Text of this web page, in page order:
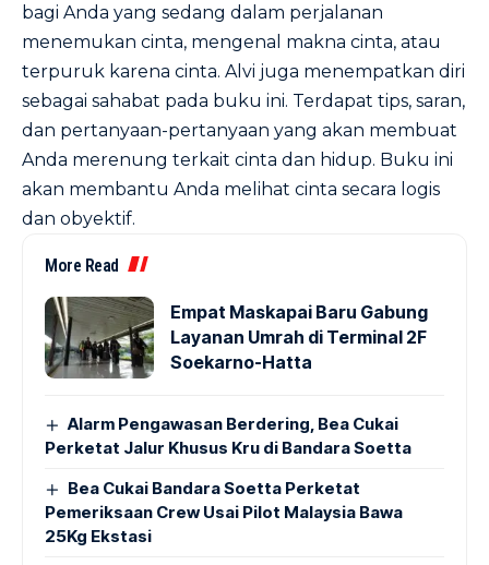
bagi Anda yang sedang dalam perjalanan
menemukan cinta, mengenal makna cinta, atau
terpuruk karena cinta. Alvi juga menempatkan diri
sebagai sahabat pada buku ini. Terdapat tips, saran,
dan pertanyaan-pertanyaan yang akan membuat
Anda merenung terkait cinta dan hidup. Buku ini
akan membantu Anda melihat cinta secara logis
dan obyektif.
More Read
Empat Maskapai Baru Gabung
Layanan Umrah di Terminal 2F
Soekarno-Hatta
Alarm Pengawasan Berdering, Bea Cukai
Perketat Jalur Khusus Kru di Bandara Soetta
Bea Cukai Bandara Soetta Perketat
Pemeriksaan Crew Usai Pilot Malaysia Bawa
25Kg Ekstasi